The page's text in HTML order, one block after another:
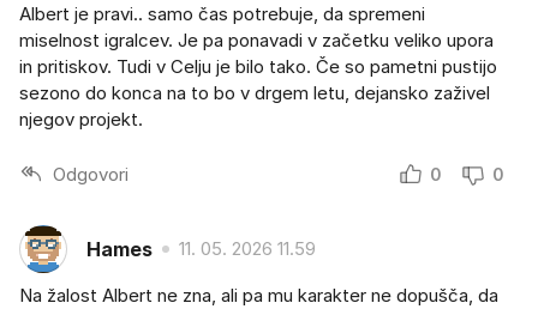
Albert je pravi.. samo čas potrebuje, da spremeni
miselnost igralcev. Je pa ponavadi v začetku veliko upora
in pritiskov. Tudi v Celju je bilo tako. Če so pametni pustijo
sezono do konca na to bo v drgem letu, dejansko zaživel
njegov projekt.
Odgovori 0 0
Hames 11. 05. 2026 11.59
Na žalost Albert ne zna, ali pa mu karakter ne dopušča, da